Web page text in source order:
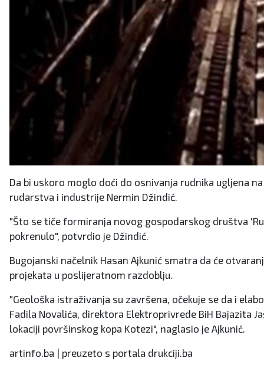
Da bi uskoro moglo doći do osnivanja rudnika ugljena
rudarstva i industrije Nermin Džindić.
"Što se tiče formiranja novog gospodarskog društva
pokrenulo", potvrdio je Džindić.
Bugojanski načelnik Hasan Ajkunić smatra da će
projekata u poslijeratnom razdoblju.
"Geološka istraživanja su završena, očekuje se da i
Fadila Novalića, direktora Elektroprivrede BiH Bajazita
lokaciji površinskog kopa Kotezi", naglasio je Ajkunić.
artinfo.ba | preuzeto s portala drukciji.ba